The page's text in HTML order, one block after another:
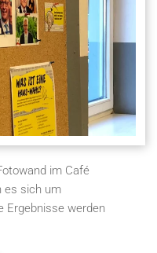
im Café
es sich um
Ergebnisse werden